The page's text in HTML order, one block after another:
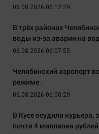
06.08.2026 06:12:29
В трёх районах
воды из-за аварии на
06.08.2026 06:07:55
Челябинский аэропорт
режиме.
06.08.2026 06:00:29
В Кусе осудили
почти 4 миллиона